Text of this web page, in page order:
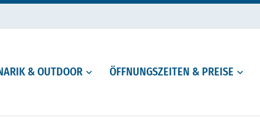
& OUTDOOR ÖFFNUNGSZEITEN & PREISE